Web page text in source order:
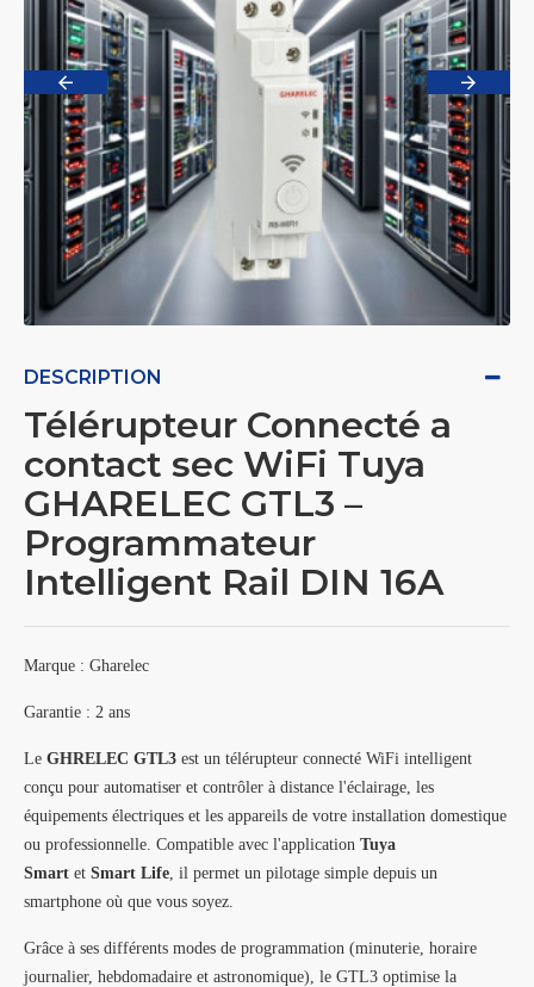
DESCRIPTION
Télérupteur Connecté a
contact sec WiFi Tuya
GHARELEC GTL3 –
Programmateur
Intelligent Rail DIN 16A
Marque : Gharelec
Garantie : 2 ans
Le GHRELEC GTL3 est un télérupteur connecté WiFi intelligent
conçu pour automatiser et contrôler à distance l'éclairage, les
équipements électriques et les appareils de votre installation domestique
ou professionnelle. Compatible avec l'application Tuya
Smart et Smart Life, il permet un pilotage simple depuis un
smartphone où que vous soyez.
Grâce à ses différents modes de programmation (minuterie, horaire
journalier, hebdomadaire et astronomique), le GTL3 optimise la